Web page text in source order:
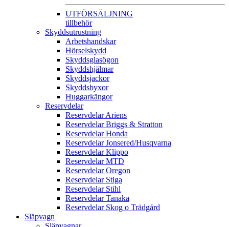
UTFÖRSÄLJNING
tillbehör
Skyddsutrustning
Arbetshandskar
Hörselskydd
Skyddsglasögon
Skyddshjälmar
Skyddsjackor
Skyddsbyxor
Huggarkängor
Reservdelar
Reservdelar Ariens
Reservdelar Briggs & Stratton
Reservdelar Honda
Reservdelar Jonsered/Husqvarna
Reservdelar Klippo
Reservdelar MTD
Reservdelar Oregon
Reservdelar Stiga
Reservdelar Stihl
Reservdelar Tanaka
Reservdelar Skog o Trädgård
Släpvagn